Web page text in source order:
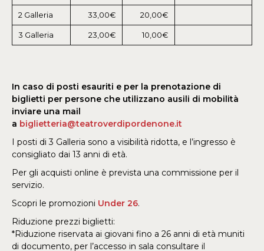
2 Galleria 33,00€ 20,00€
3 Galleria 23,00€ 10,00€
In caso di posti esauriti e per la prenotazione di
biglietti per persone che utilizzano ausili di mobilità
inviare una mail
a biglietteria@teatroverdipordenone.it
I posti di 3 Galleria sono a visibilità ridotta, e l’ingresso è
consigliato dai 13 anni di età.
Per gli acquisti online è prevista una commissione per il
servizio.
Scopri le promozioni Under 26.
Riduzione prezzi biglietti:
*Riduzione riservata ai giovani fino a 26 anni di età muniti
di documento, per l’accesso in sala consultare il